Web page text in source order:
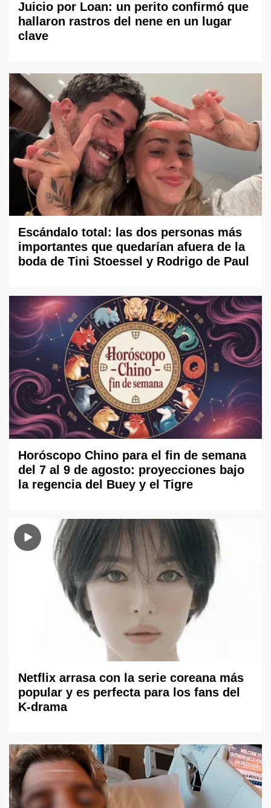
Juicio por Loan: un perito confirmó que
hallaron rastros del nene en un lugar
clave
Escándalo total: las dos personas más
importantes que quedarían afuera de la
boda de Tini Stoessel y Rodrigo de Paul
Horóscopo Chino para el fin de semana
del 7 al 9 de agosto: proyecciones bajo
la regencia del Buey y el Tigre
Netflix arrasa con la serie coreana más
popular y es perfecta para los fans del
K-drama